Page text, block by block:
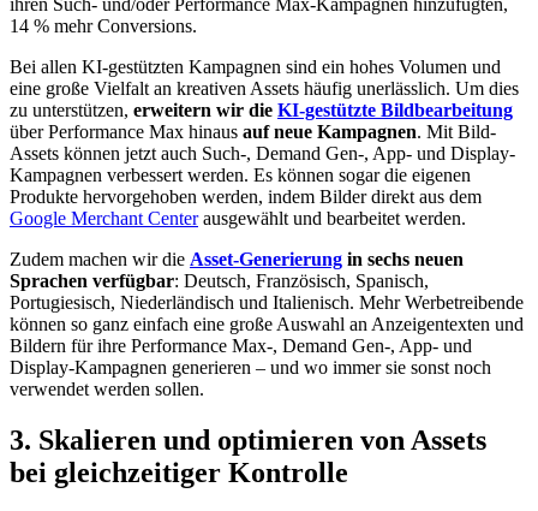
ihren Such- und/oder Performance Max-Kampagnen hinzufügten,
14 % mehr Conversions.
Bei allen KI-gestützten Kampagnen sind ein hohes Volumen und
eine große Vielfalt an kreativen Assets häufig unerlässlich. Um dies
zu unterstützen, erweitern wir die KI-gestützte Bildbearbeitung
über Performance Max hinaus auf neue Kampagnen. Mit Bild-
Assets können jetzt auch Such-, Demand Gen-, App- und Display-
Kampagnen verbessert werden. Es können sogar die eigenen
Produkte hervorgehoben werden, indem Bilder direkt aus dem
Google Merchant Centerausgewählt und bearbeitet werden.
Zudem machen wir die Asset-Generierung in sechs neuen
Sprachen verfügbar: Deutsch, Französisch, Spanisch,
Portugiesisch, Niederländisch und Italienisch. Mehr Werbetreibende
können so ganz einfach eine große Auswahl an Anzeigentexten und
Bildern für ihre Performance Max-, Demand Gen-, App- und
Display-Kampagnen generieren – und wo immer sie sonst noch
verwendet werden sollen.
3. Skalieren und optimieren von Assets
bei gleichzeitiger Kontrolle